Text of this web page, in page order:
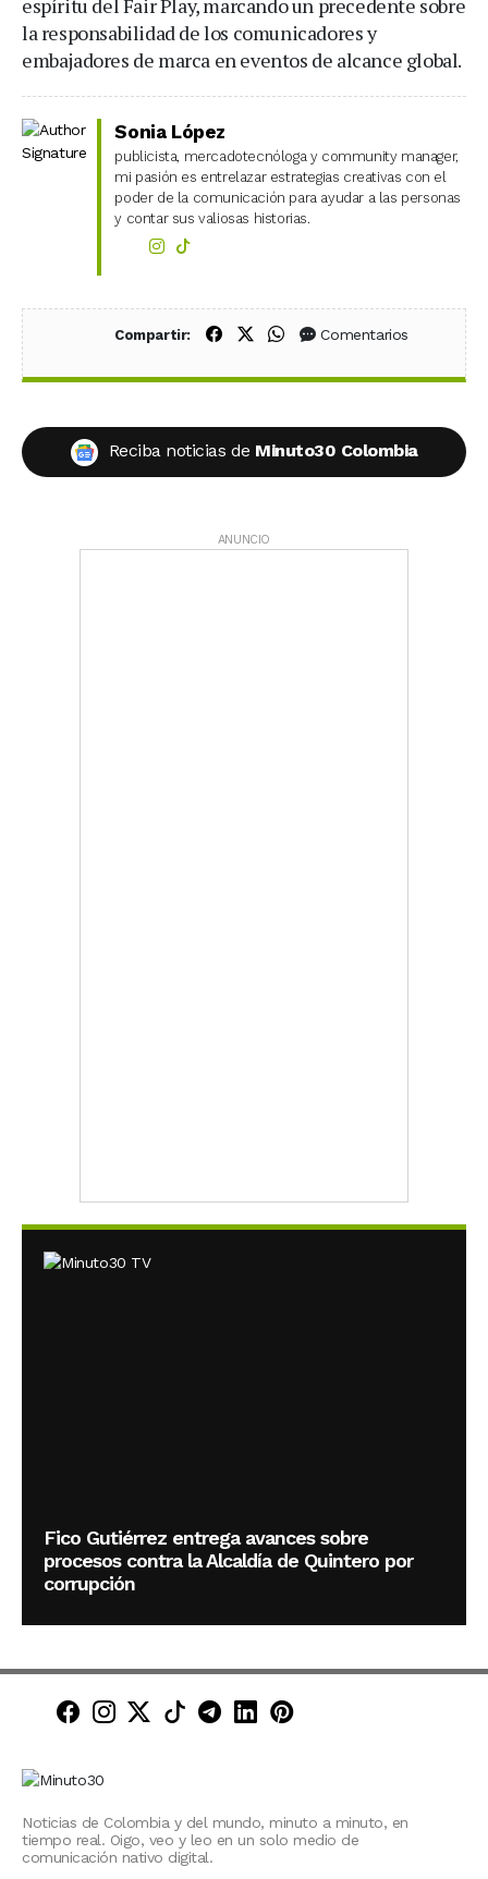
espíritu del Fair Play, marcando un precedente sobre
la responsabilidad de los comunicadores y
embajadores de marca en eventos de alcance global.
Sonia López
publicista, mercadotecnóloga y community manager,
mi pasión es entrelazar estrategias creativas con el
poder de la comunicación para ayudar a las personas
y contar sus valiosas historias.
Compartir: Compartir en Facebook
Compartir en X (Twitter)
Compartir en WhatsApp
Comentarios
Reciba noticias de Minuto30 Colombia
ANUNCIO
Fico Gutiérrez entrega avances sobre
procesos contra la Alcaldía de Quintero por
corrupción
Minuto30 en Facebook
Minuto30 en Instagram
Minuto30 en X (Twitter)
Minuto30 en TikTok
Canal de Minuto30 en
Minuto30 en LinkedIn
Minuto30 en
Noticias de Colombia y del mundo, minuto a minuto, en
tiempo real. Oigo, veo y leo en un solo medio de
comunicación nativo digital.